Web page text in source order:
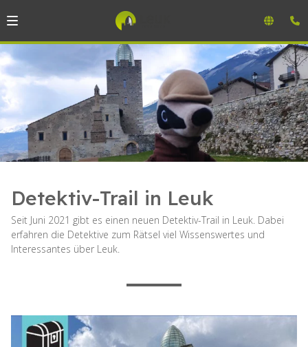
Detektiv-Trail in Leuk
Seit Juni 2021 gibt es einen neuen Detektiv-Trail in Leuk. Dabei
erfahren die Detektive zum Rätsel viel Wissenswertes und
Interessantes über Leuk.